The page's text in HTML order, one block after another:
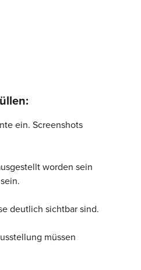
ein. Screenshots
worden sein
deutlich sichtbar sind.
müssen